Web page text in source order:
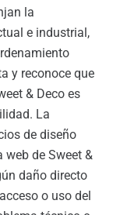
la
e industrial,
y reconoce que
& Deco es
La
de diseño
de Sweet &
daño directo
o uso del